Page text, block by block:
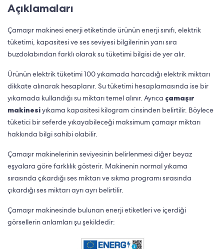
Açıklamaları
Çamaşır makinesi enerji etiketinde ürünün enerji sınıfı, elektrik
tüketimi, kapasitesi ve ses seviyesi bilgilerinin yanı sıra
buzdolabından farklı olarak su tüketimi bilgisi de yer alır.
Ürünün elektrik tüketimi 100 yıkamada harcadığı elektrik miktarı
dikkate alınarak hesaplanır. Su tüketimi hesaplamasında ise bir
yıkamada kullandığı su miktarı temel alınır. Ayrıca çamaşır
makinesiyıkama kapasitesi kilogram cinsinden belirtilir. Böylece
tüketici bir seferde yıkayabileceği maksimum çamaşır miktarı
hakkında bilgi sahibi olabilir.
Çamaşır makinelerinin seviyesinin belirlenmesi diğer beyaz
eşyalara göre farklılık gösterir. Makinenin normal yıkama
sırasında çıkardığı ses miktarı ve sıkma programı sırasında
çıkardığı ses miktarı ayrı ayrı belirtilir.
Çamaşır makinesinde bulunan enerji etiketleri ve içerdiği
görsellerin anlamları şu şekildedir: